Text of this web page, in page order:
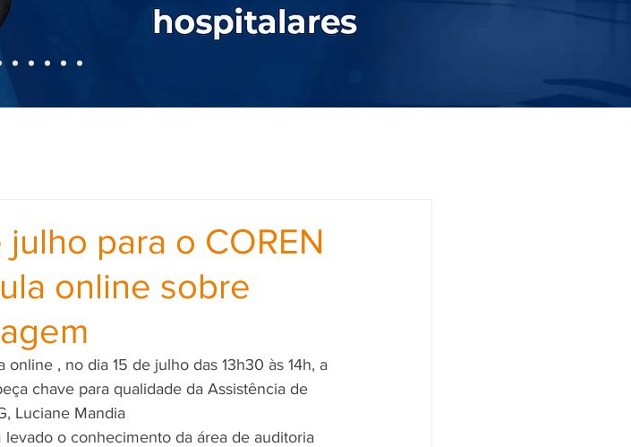
para o COREN
online sobre
, no dia 15 de julho das 13h30 às 14h, a
chave para qualidade da Assistência de
Luciane Mandia
o conhecimento da área de auditoria